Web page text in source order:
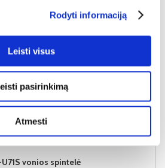
Rodyti informaciją
Leisti visus
pasirinkimą
Atmesti
U71S vonios spintelė